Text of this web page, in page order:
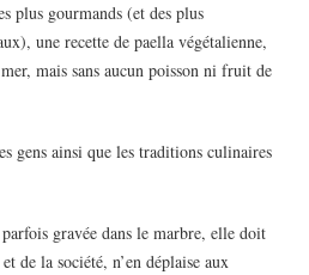
plus gourmands (et des plus
une recette de paella végétalienne,
mais sans aucun poisson ni fruit de
gens ainsi que les traditions culinaires
gravée dans le marbre, elle doit
de la société, n’en déplaise aux